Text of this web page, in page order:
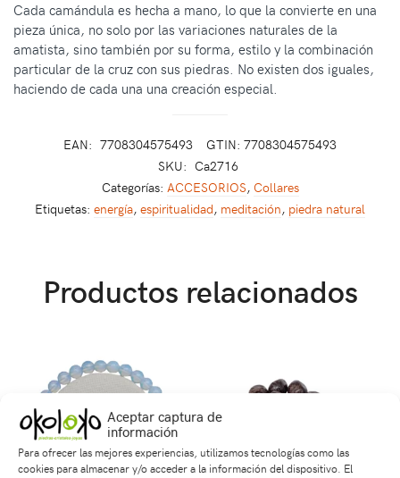
Aceptar captura de
información
Para ofrecer las mejores experiencias, utilizamos tecnologías como las
cookies para almacenar y/o acceder a la información del dispositivo. El
Cada camándula es hecha a mano, lo que la convierte en una
pieza única, no solo por las variaciones naturales de la
amatista, sino también por su forma, estilo y la combinación
particular de la cruz con sus piedras. No existen dos iguales,
haciendo de cada una una creación especial.
EAN: 7708304575493
GTIN: 7708304575493
SKU: Ca2716
Categorías: ACCESORIOS, Collares
Etiquetas: energía, espiritualidad, meditación, piedra natural
Productos relacionados